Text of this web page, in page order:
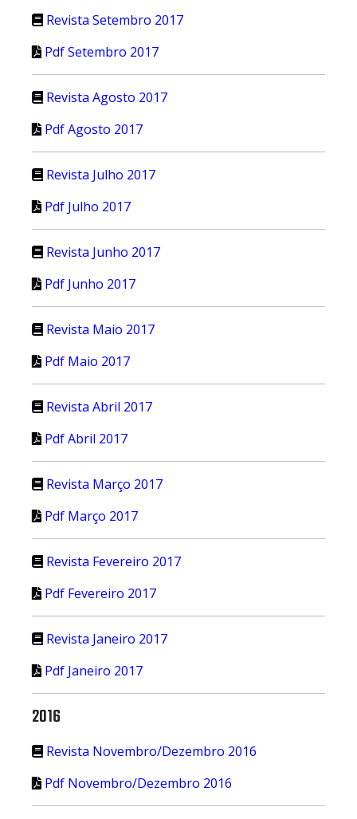
Revista Setembro 2017
Pdf Setembro 2017
Revista Agosto 2017
Pdf Agosto 2017
Revista Julho 2017
Pdf Julho 2017
Revista Junho 2017
Pdf Junho 2017
Revista Maio 2017
Pdf Maio 2017
Revista Abril 2017
Pdf Abril 2017
Revista Março 2017
Pdf Março 2017
Revista Fevereiro 2017
Pdf Fevereiro 2017
Revista Janeiro 2017
Pdf Janeiro 2017
2016
Revista Novembro/Dezembro 2016
Pdf Novembro/Dezembro 2016